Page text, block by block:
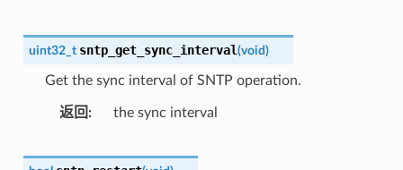
uint32_t sntp_get_sync_interval(void)
Get the sync interval of SNTP operation.
返回 the sync interval